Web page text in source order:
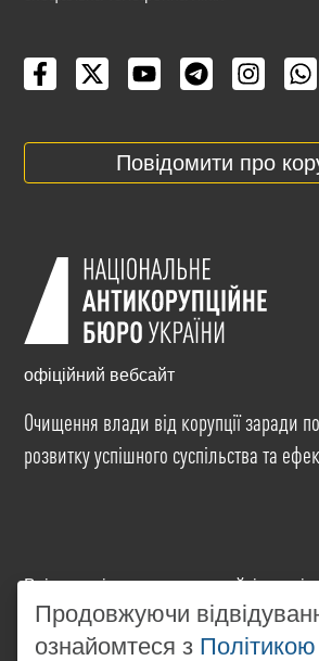
Повідомити про
офіційний вебсайт
Очищення влади від корупції заради
розвитку успішного суспільства та
Всі матеріали на цьому сайті
ліцензіїCreative Commons
NoDerivatives 4.0 International.
яких матеріалів, розміщених на
Продовжуючи
ознайомтеся з Політикою